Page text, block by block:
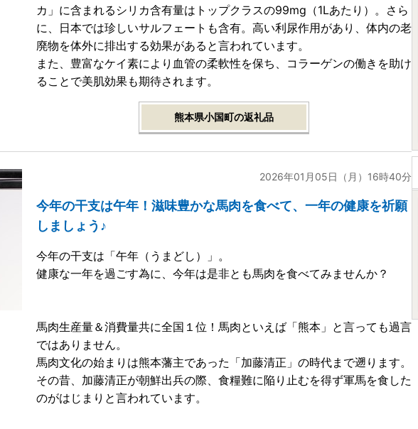
カ」に含まれるシリカ含有量はトップクラスの99mg（1Lあたり）。さら
に、日本では珍しいサルフェートも含有。高い利尿作用があり、体内の老
廃物を体外に排出する効果があると言われています。
また、豊富なケイ素により血管の柔軟性を保ち、コラーゲンの働きを助け
ることで美肌効果も期待されます。
熊本県小国町の返礼品
2026年01月05日（月）16時40分
今年の干支は午年！滋味豊かな馬肉を食べて、一年の健康を祈願
しましょう♪
今年の干支は「午年（うまどし）」。
健康な一年を過ごす為に、今年は是非とも馬肉を食べてみませんか？
馬肉生産量＆消費量共に全国１位！馬肉といえば「熊本」と言っても過言
ではありません。
馬肉文化の始まりは熊本藩主であった「加藤清正」の時代まで遡ります。
その昔、加藤清正が朝鮮出兵の際、食糧難に陥り止むを得ず軍馬を食した
のがはじまりと言われています。